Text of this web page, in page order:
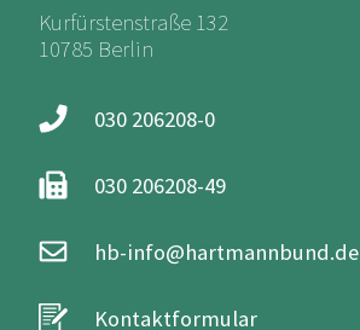
Kurfürstenstraße 132
10785 Berlin
030 206208-0
030 206208-49
hb-info@hartmannbund.de
Kontaktformular